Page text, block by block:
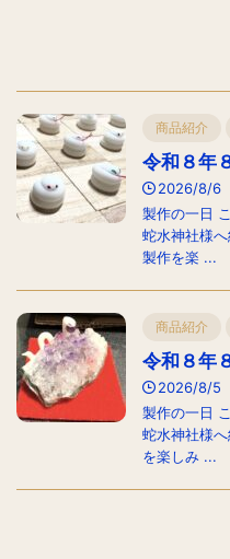
商品紹介
令和８年
2026/8/6
製作の一日
蛇水神社様
製作を楽 ...
商品紹介
令和８年
2026/8/5
製作の一日
蛇水神社様
を楽しみ ...